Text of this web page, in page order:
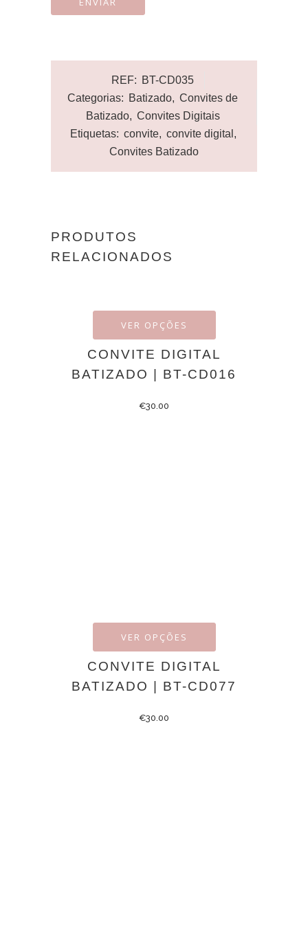
REF: BT-CD035
Categorias: Batizado, Convites de
Batizado, Convites Digitais
Etiquetas: convite, convite digital ,
Convites Batizado
PRODUTOS
RELACIONADOS
VER OPÇÕES
CONVITE DIGITAL
BATIZADO | BT-CD016
€30.00
VER OPÇÕES
CONVITE DIGITAL
BATIZADO | BT-CD077
€30.00